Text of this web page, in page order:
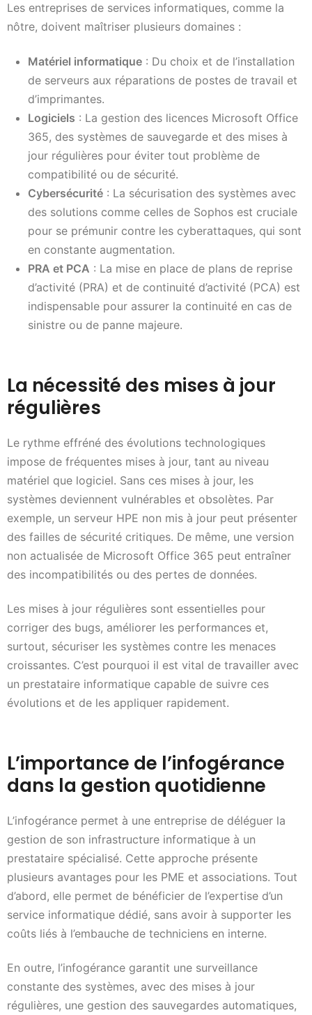
Les entreprises de services informatiques, comme la
nôtre, doivent maîtriser plusieurs domaines :
Matériel informatique : Du choix et de l’installation
de serveurs aux réparations de postes de travail et
d’imprimantes.
Logiciels : La gestion des licences Microsoft Office
365, des systèmes de sauvegarde et des mises à
jour régulières pour éviter tout problème de
compatibilité ou de sécurité.
Cybersécurité : La sécurisation des systèmes avec
des solutions comme celles de Sophos est cruciale
pour se prémunir contre les cyberattaques, qui sont
en constante augmentation.
PRA et PCA : La mise en place de plans de reprise
d’activité (PRA) et de continuité d’activité (PCA) est
indispensable pour assurer la continuité en cas de
sinistre ou de panne majeure.
La nécessité des mises à jour
régulières
Le rythme effréné des évolutions technologiques
impose de fréquentes mises à jour, tant au niveau
matériel que logiciel. Sans ces mises à jour, les
systèmes deviennent vulnérables et obsolètes. Par
exemple, un serveur HPE non mis à jour peut présenter
des failles de sécurité critiques. De même, une version
non actualisée de Microsoft Office 365 peut entraîner
des incompatibilités ou des pertes de données.
Les mises à jour régulières sont essentielles pour
corriger des bugs, améliorer les performances et,
surtout, sécuriser les systèmes contre les menaces
croissantes. C’est pourquoi il est vital de travailler avec
un prestataire informatique capable de suivre ces
évolutions et de les appliquer rapidement.
L’importance de l’infogérance
dans la gestion quotidienne
L’infogérance permet à une entreprise de déléguer la
gestion de son infrastructure informatique à un
prestataire spécialisé. Cette approche présente
plusieurs avantages pour les PME et associations. Tout
d’abord, elle permet de bénéficier de l’expertise d’un
service informatique dédié, sans avoir à supporter les
coûts liés à l’embauche de techniciens en interne.
En outre, l’infogérance garantit une surveillance
constante des systèmes, avec des mises à jour
régulières, une gestion des sauvegardes automatiques,